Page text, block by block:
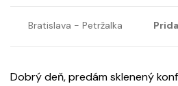
Bratislava - Petržalka
Dobrý deň, predám sklenený